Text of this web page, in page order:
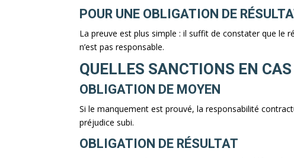
POUR UNE OBLIGATION DE
La preuve est plus simple : il suffit de constater que le
n’est pas responsable.
QUELLES SANCTIONS EN
OBLIGATION DE MOYEN
Si le manquement est prouvé, la responsabilité
préjudice subi.
OBLIGATION DE RÉSULTAT